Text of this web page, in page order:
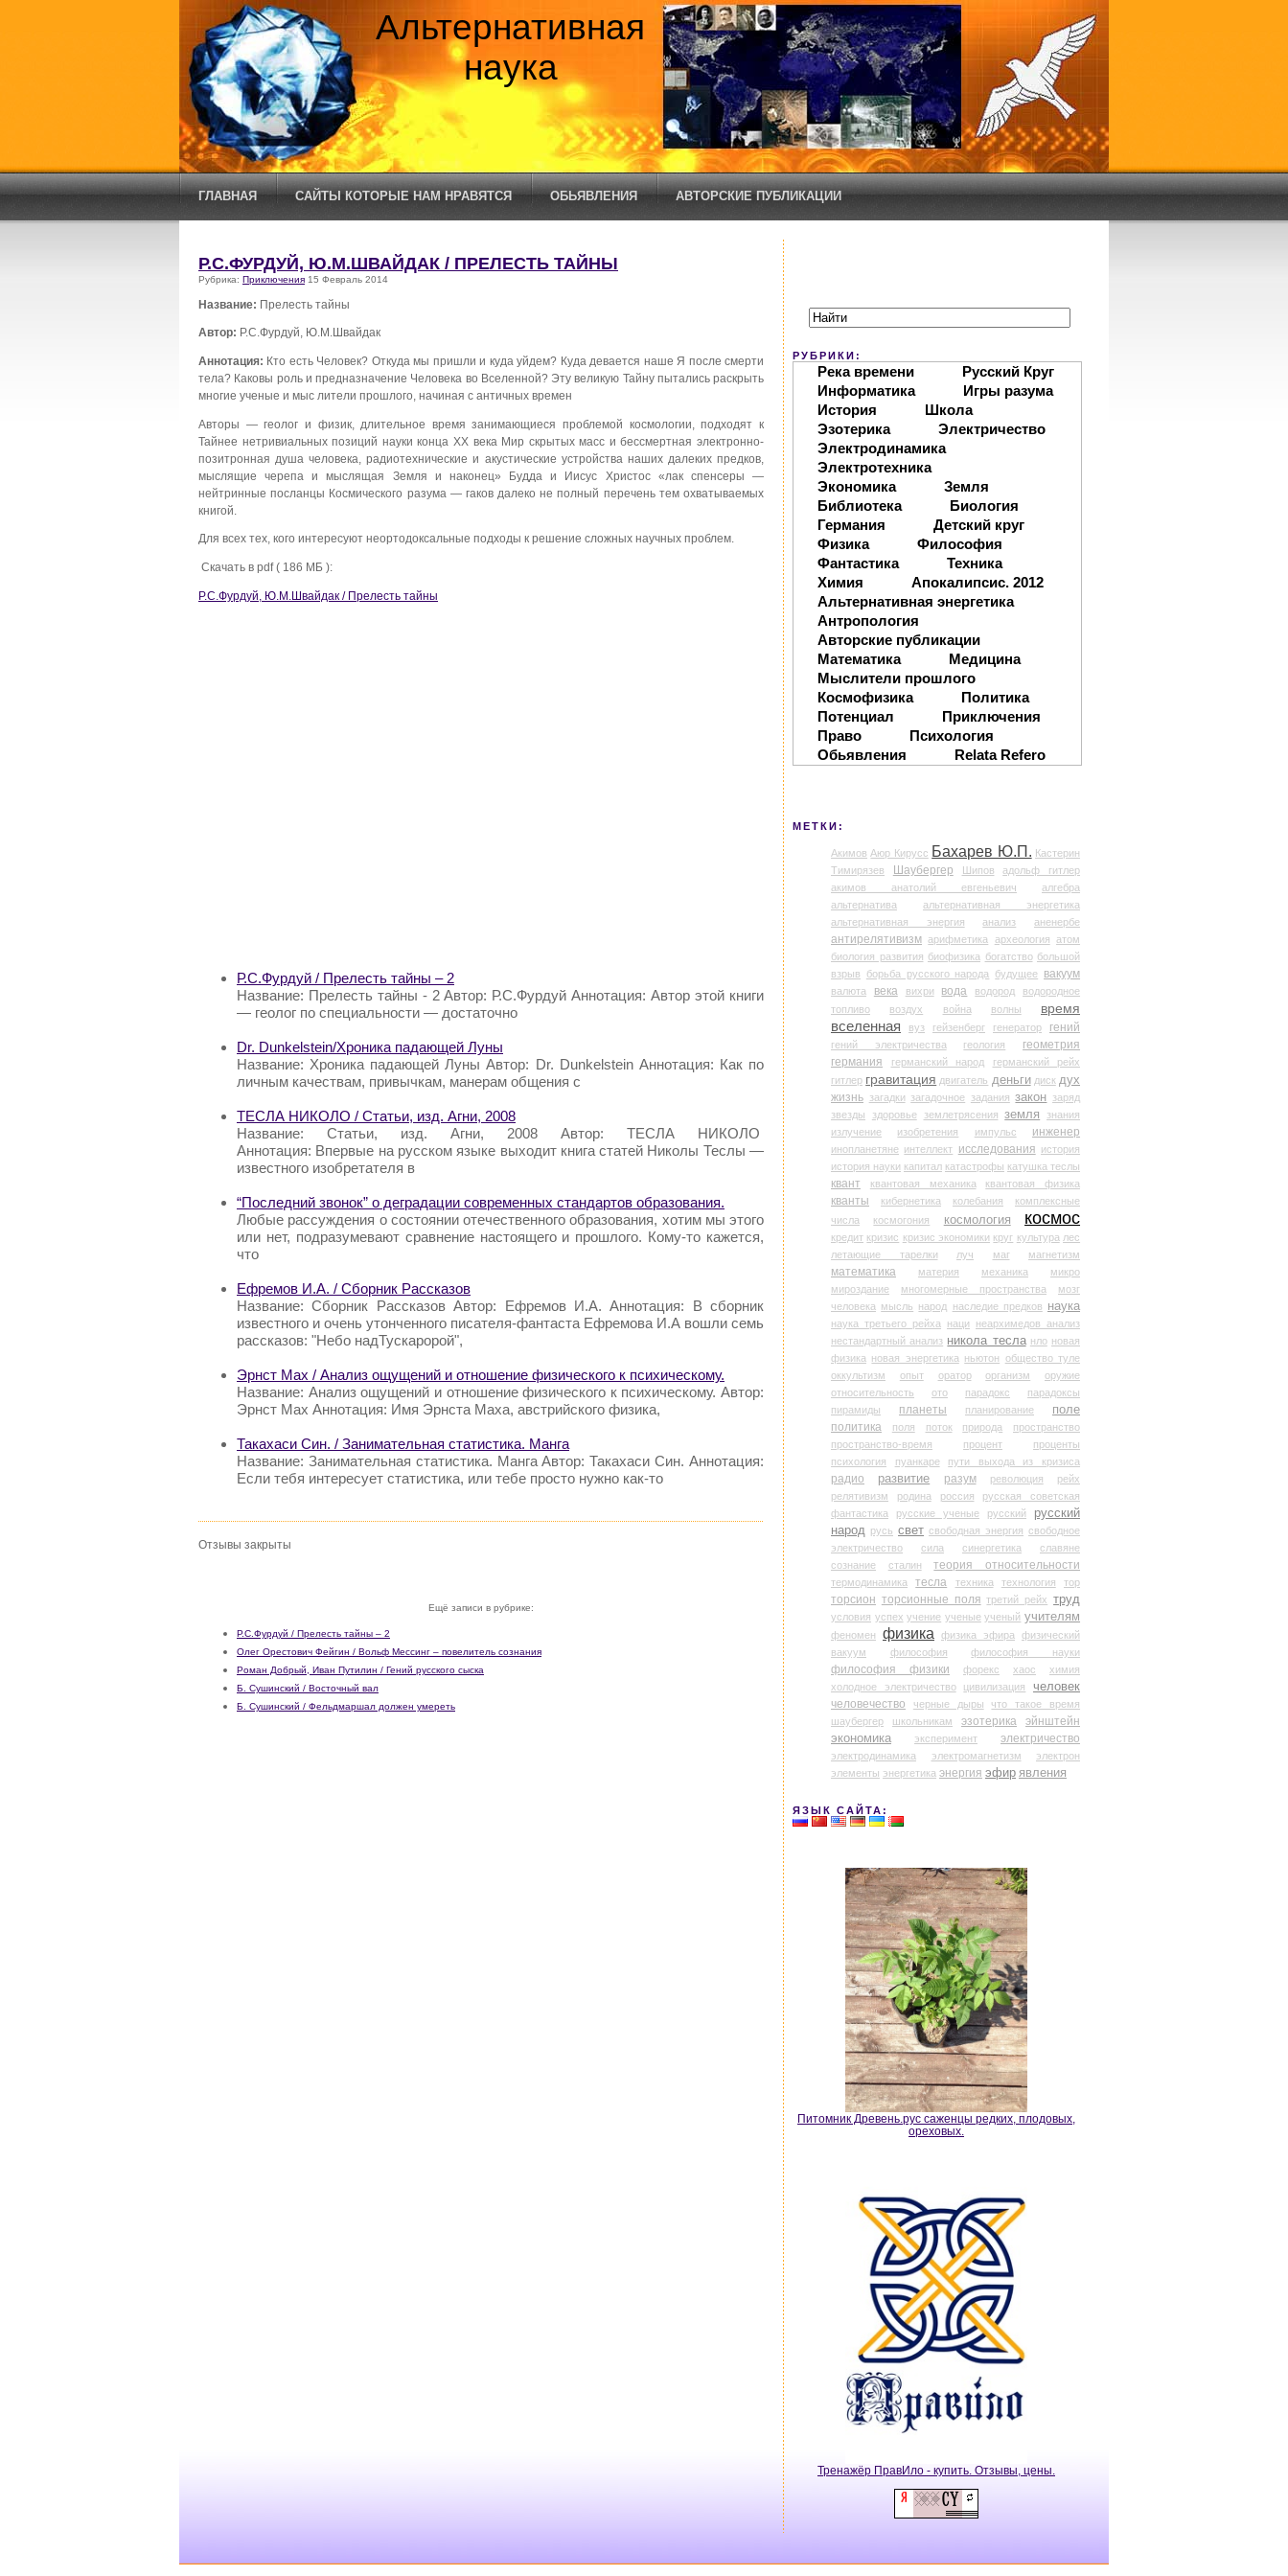
Альтернативная
наука
ГЛАВНАЯ САЙТЫ КОТОРЫЕ НАМ НРАВЯТСЯ ОБЬЯВЛЕНИЯ АВТОРСКИЕ ПУБЛИКАЦИИ
Р.С.ФУРДУЙ, Ю.М.ШВАЙДАК / ПРЕЛЕСТЬ ТАЙНЫ
Рубрика: Приключения 15 Февраль 2014
Название: Прелесть тайны
Автор: Р.С.Фурдуй, Ю.М.Швайдак
Аннотация: Кто есть Человек? Откуда мы пришли и куда уйдем? Куда девается наше Я после смерти
тела? Каковы роль и предназначение Человека во Вселенной? Эту великую Тайну пытались раскрыть
многие ученые и мыс лители прошлого, начиная с античных времен
Авторы — геолог и физик, длительное время занимающиеся проблемой космологии, подходят к
Тайнее нетривиальных позиций науки конца XX века Мир скрытых масс и бессмертная электронно-
позитронная душа человека, радиотехнические и акустические устройства наших далеких предков,
мыслящие черепа и мыслящая Земля и наконец» Будда и Иисус Христос «лак спенсеры —
нейтринные посланцы Космического разума — гаков далеко не полный перечень тем охватываемых
книгой.
Для всех тех, кого интересуют неортодоксальные подходы к решение сложных научных проблем.
Скачать в pdf ( 186 МБ ):
Р.С.Фурдуй, Ю.М.Швайдак / Прелесть тайны
Р.С.Фурдуй / Прелесть тайны – 2
Название: Прелесть тайны - 2 Автор: Р.С.Фурдуй Аннотация: Автор этой книги
— геолог по специальности — достаточно
Dr. Dunkelstein/Хроника падающей Луны
Название: Хроника падающей Луны Автор: Dr. Dunkelstein Аннотация: Как по
личным качествам, привычкам, манерам общения с
ТЕСЛА НИКОЛО / Статьи, изд. Агни, 2008
Название: Статьи, изд. Агни, 2008 Автор: ТЕСЛА НИКОЛО
Аннотация: Впервые на русском языке выходит книга статей Николы Теслы —
известного изобретателя в
“Последний звонок” о деградации современных стандартов образования.
Любые рассуждения о состоянии отечественного образования, хотим мы этого
или нет, подразумевают сравнение настоящего и прошлого. Кому-то кажется,
что
Ефремов И.А. / Сборник Рассказов
Название: Сборник Рассказов Автор: Ефремов И.А. Аннотация: В сборник
известного и очень утонченного писателя-фантаста Ефремова И.А вошли семь
рассказов: "Небо надТускаророй",
Эрнст Мах / Анализ ощущений и отношение физического к психическому.
Название: Анализ ощущений и отношение физического к психическому. Автор:
Эрнст Мах Аннотация: Имя Эрнста Маха, австрийского физика,
Такахаси Син. / Занимательная статистика. Манга
Название: Занимательная статистика. Манга Автор: Такахаси Син. Аннотация:
Если тебя интересует статистика, или тебе просто нужно как-то
Отзывы закрыты
Ещё записи в рубрике:
Р.С.Фурдуй / Прелесть тайны – 2
Олег Орестович Фейгин / Вольф Мессинг – повелитель сознания
Роман Добрый, Иван Путилин / Гений русского сыска
Б. Сушинский / Восточный вал
Б. Сушинский / Фельдмаршал должен умереть
РУБРИКИ:
Река времени
Русский Круг
Информатика
Игры разума
История
Школа
Эзотерика
Электричество
Электродинамика
Электротехника
Экономика
Земля
Библиотека
Биология
Германия
Детский круг
Физика
Философия
Фантастика
Техника
Химия
Апокалипсис. 2012
Альтернативная энергетика
Антропология
Авторские публикации
Математика
Медицина
Мыслители прошлого
Космофизика
Политика
Потенциал
Приключения
Право
Психология
Обьявления
Relata Refero
МЕТКИ:
Акимов Аюр Кирусс Бахарев Ю.П. Кастерин
Тимирязев
Шаубергер Шипов
адольф гитлер
акимов анатолий евгеньевич
алгебра
альтернатива
альтернативная энергетика
альтернативная энергия
анализ аненербе
антирелятивизм арифметика археология атом
биология развития биофизика богатство большой
взрыв
борьба русского народа будущее вакуум
валюта века вихри вода водород
водородное
топливо
воздух война волны
время
вселенная
вуз гейзенберг генератор гений
гений электричества геология
геометрия
германия
германский народ
германский рейх
гитлер гравитация двигатель деньги диск дух
жизнь загадки загадочное задания закон заряд
звезды
здоровье землетрясения земля
знания
излучение
изобретения импульс инженер
инопланетяне интеллект исследования история
история науки капитал катастрофы катушка теслы
квант квантовая механика квантовая физика
кванты кибернетика колебания
комплексные
числа
космогония космология космос
кредит кризис кризис экономики круг культура лес
летающие тарелки
луч маг магнетизм
математика материя механика
микро
мироздание
многомерные пространства
мозг
человека мысль народ наследие предков наука
наука третьего рейха наци
неархимедов анализ
нестандартный анализ никола тесла нло новая
физика новая энергетика ньютон общество туле
оккультизм
опыт оратор организм
оружие
относительность
ото парадокс
парадоксы
пирамиды
планеты планирование
поле
политика
поля поток природа
пространство
пространство-время
процент
проценты
психология
пуанкаре пути выхода из кризиса
радио развитие разум революция
рейх
релятивизм
родина россия
русская советская
фантастика
русские ученые русский
русский
народ русь свет свободная энергия свободное
электричество
сила синергетика
славяне
сознание
сталин теория относительности
термодинамика тесла техника технология тор
торсион торсионные поля третий рейх труд
условия успех учение ученые ученый учителям
феномен физика физика эфира
физический
вакуум
философия философия науки
философия физики форекс хаос
химия
холодное электричество
цивилизация человек
человечество черные дыры
что такое время
шаубергер
школьникам эзотерика
эйнштейн
экономика
эксперимент электричество
электродинамика электромагнетизм
электрон
элементы энергетика энергия эфир явления
ЯЗЫК САЙТА:
Питомник Древень.рус саженцы редких, плодовых,
ореховых.
Тренажёр ПравИло - купить. Отзывы, цены.